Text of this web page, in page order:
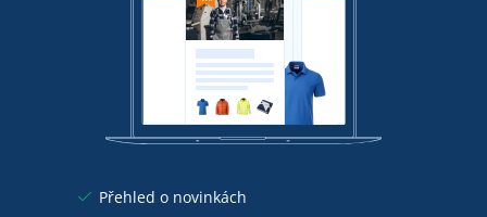
Přehled o novinkách